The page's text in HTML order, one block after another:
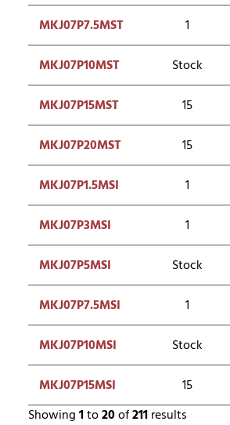
MKJ07P7.5MST 1
MKJ07P10MST Stock
MKJ07P15MST 15
MKJ07P20MST 15
MKJ07P1.5MSI 1
MKJ07P3MSI 1
MKJ07P5MSI Stock
MKJ07P7.5MSI 1
MKJ07P10MSI Stock
MKJ07P15MSI 15
Showing1to20of211results